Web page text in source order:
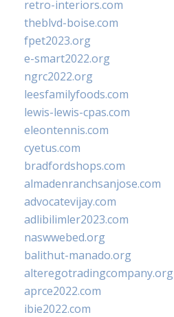
retro-interiors.com
theblvd-boise.com
fpet2023.org
e-smart2022.org
ngrc2022.org
leesfamilyfoods.com
lewis-lewis-cpas.com
eleontennis.com
cyetus.com
bradfordshops.com
almadenranchsanjose.com
advocatevijay.com
adlibilimler2023.com
naswwebed.org
balithut-manado.org
alteregotradingcompany.org
aprce2022.com
ibie2022.com